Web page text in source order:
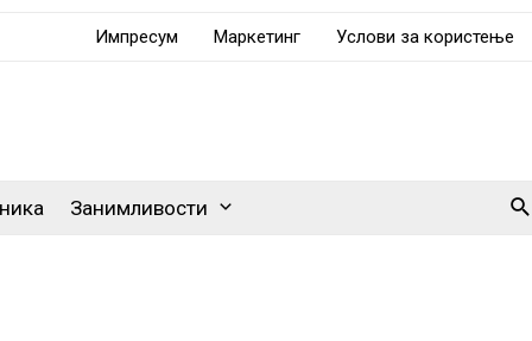
Импресум Маркетинг Услови за користење
Занимливости